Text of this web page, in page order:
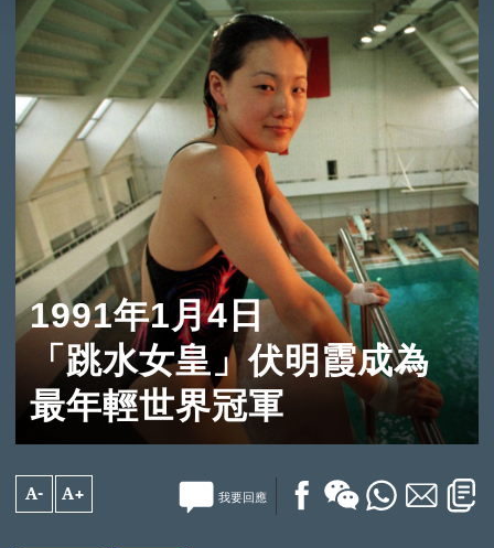
1991年1月4日
「跳水女皇」伏明霞成為
最年輕世界冠軍
A- A+ 我要回應